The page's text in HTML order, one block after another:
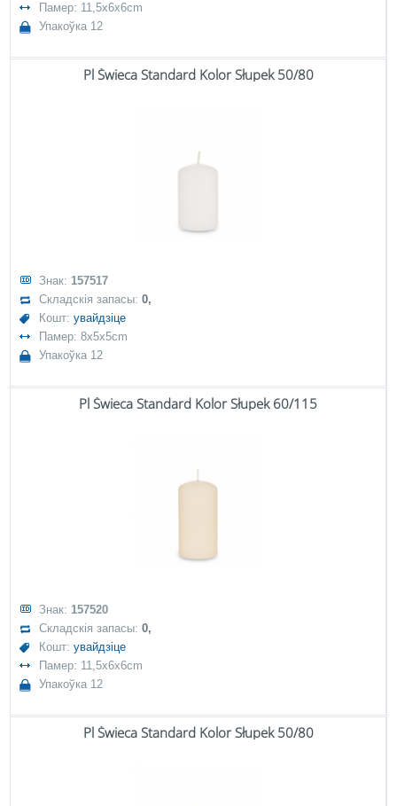
Памер: 11,5x6x6cm
Упакоўка 12
Pl Świeca Standard Kolor Słupek 50/80
Знак: 157517
Складскія запасы:0,
Кошт:увайдзіце
Памер: 8x5x5cm
Упакоўка 12
Pl Świeca Standard Kolor Słupek 60/115
Знак: 157520
Складскія запасы:0,
Кошт:увайдзіце
Памер: 11,5x6x6cm
Упакоўка 12
Pl Świeca Standard Kolor Słupek 50/80